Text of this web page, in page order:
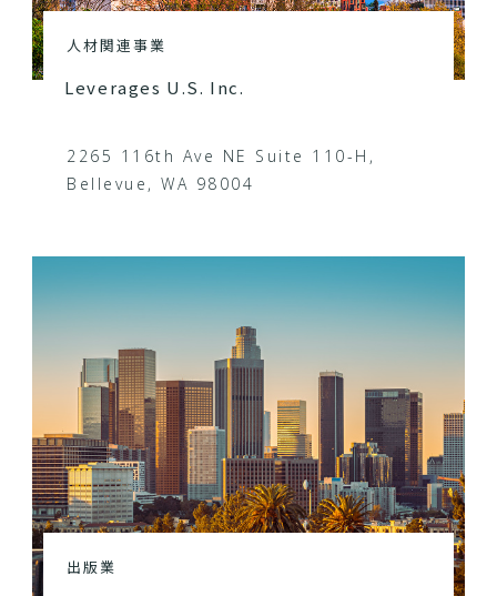
人材関連事業
Leverages U.S. Inc.
2265 116th Ave NE Suite 110-H,
Bellevue, WA 98004
出版業